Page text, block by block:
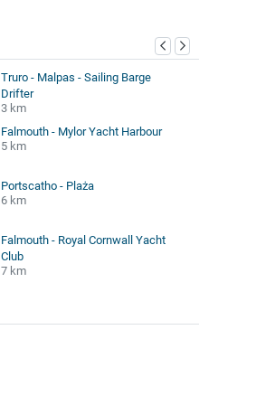
Truro - Malpas - Sailing Barge
Drifter
3 km
Falmouth - Mylor Yacht Harbour
5 km
Portscatho - Plaża
6 km
Falmouth - Royal Cornwall Yacht
Club
7 km